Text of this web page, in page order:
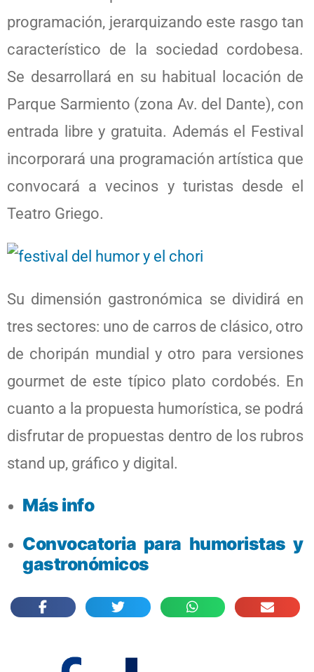
programación, jerarquizando este rasgo tan
característico de la sociedad cordobesa.
Se desarrollará en su habitual locación de
Parque Sarmiento (zona Av. del Dante), con
entrada libre y gratuita. Además el Festival
incorporará una programación artística que
convocará a vecinos y turistas desde el
Teatro Griego.
Su dimensión gastronómica se dividirá en
tres sectores: uno de carros de clásico, otro
de choripán mundial y otro para versiones
gourmet de este típico plato cordobés. En
cuanto a la propuesta humorística, se podrá
disfrutar de propuestas dentro de los rubros
stand up, gráfico y digital.
Más info
Convocatoria para humoristas y
gastronómicos